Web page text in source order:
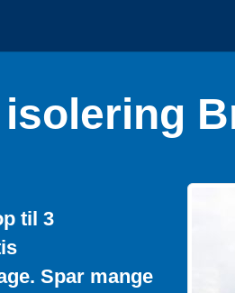
isolering
til 3
Spar mange